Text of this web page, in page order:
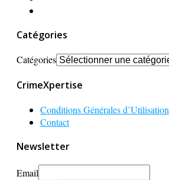
Catégories
Catégories
CrimeXpertise
Conditions Générales d’Utilisation
Contact
Newsletter
Email